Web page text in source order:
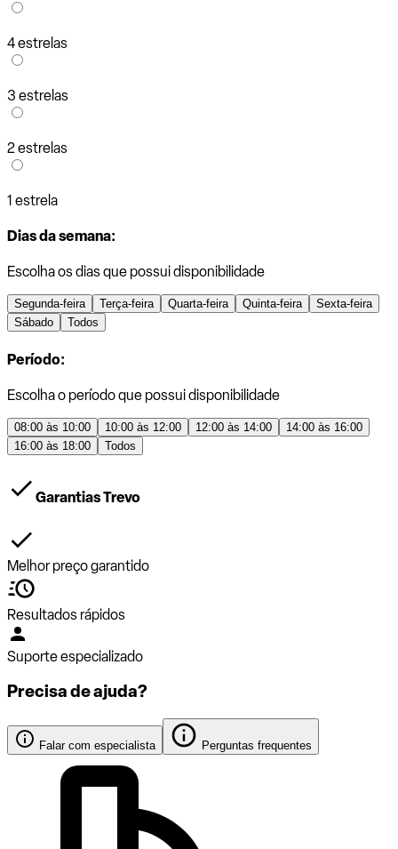
4 estrelas
3 estrelas
2 estrelas
1 estrela
Dias da semana:
Escolha os dias que possui disponibilidade
Segunda-feira Terça-feira Quarta-feira Quinta-feira
Sexta-feira
Sábado
Todos
Período:
Escolha o período que possui disponibilidade
08:00 às 10:00 10:00 às 12:00 12:00 às 14:00
14:00 às 16:00
16:00 às 18:00
Todos
Garantias Trevo
Melhor preço garantido
Resultados rápidos
Suporte especializado
Precisa de ajuda?
Falar com especialista Perguntas frequentes